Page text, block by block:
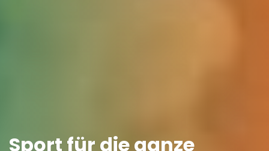
Sport für die ganze